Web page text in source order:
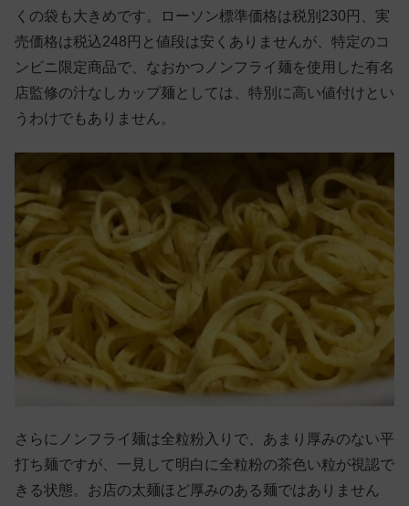
くの袋も大きめです。ローソン標準価格は税別230円、実
売価格は税込248円と値段は安くありませんが、特定のコ
ンビニ限定商品で、なおかつノンフライ麺を使用した有名
店監修の汁なしカップ麺としては、特別に高い値付けとい
うわけでもありません。
さらにノンフライ麺は全粒粉入りで、あまり厚みのない平
打ち麺ですが、一見して明白に全粒粉の茶色い粒が視認で
きる状態。お店の太麺ほど厚みのある麺ではありません